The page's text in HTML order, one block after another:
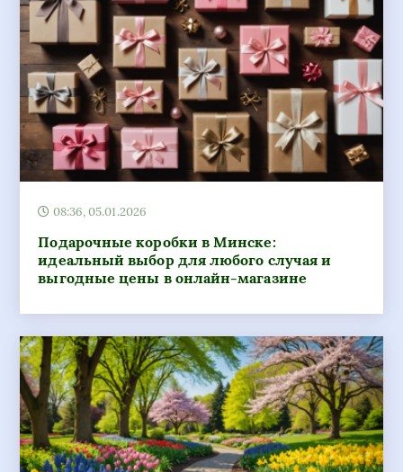
08:36, 05.01.2026
Подарочные коробки в Минске:
идеальный выбор для любого случая и
выгодные цены в онлайн-магазине